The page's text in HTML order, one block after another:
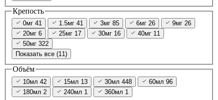
Крепость
0мг 41 1.5мг 41 3мг 85 6мг 26 9мг 26
20мг 6 25мг 17 30мг 16 40мг 11
50мг 322
Показать все (11)
Объём
10мл 42 15мл 13 30мл 448 60мл 96
180мл 2 240мл 1 360мл 1